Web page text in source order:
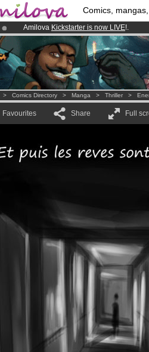
Comics,
Amilova Kickstarter is now LIVE!.
Already 134393membersand 1208
Premium membership from3.95 euros
> Comics Directory > Manga > Thriller >
Favourites Share Full